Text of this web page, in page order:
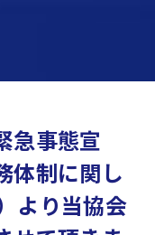
急事態宣
体制に関し
より当協会